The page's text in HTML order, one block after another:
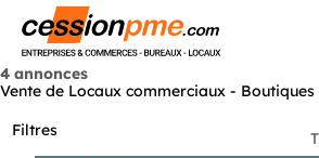
4 annonces
Vente de Locaux commerciaux -
Filtres